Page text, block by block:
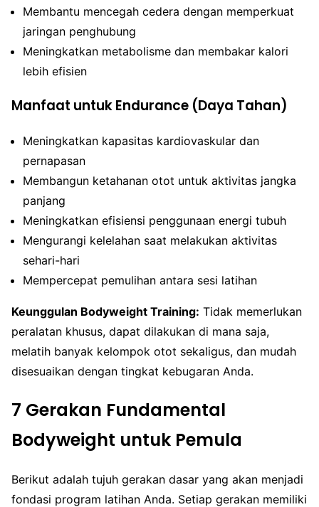
Membantu mencegah cedera dengan memperkuat
jaringan penghubung
Meningkatkan metabolisme dan membakar kalori
lebih efisien
Manfaat untuk Endurance (Daya Tahan)
Meningkatkan kapasitas kardiovaskular dan
pernapasan
Membangun ketahanan otot untuk aktivitas jangka
panjang
Meningkatkan efisiensi penggunaan energi tubuh
Mengurangi kelelahan saat melakukan aktivitas
sehari-hari
Mempercepat pemulihan antara sesi latihan
Keunggulan Bodyweight Training: Tidak memerlukan
peralatan khusus, dapat dilakukan di mana saja,
melatih banyak kelompok otot sekaligus, dan mudah
disesuaikan dengan tingkat kebugaran Anda.
7 Gerakan Fundamental
Bodyweight untuk Pemula
Berikut adalah tujuh gerakan dasar yang akan menjadi
fondasi program latihan Anda. Setiap gerakan memiliki